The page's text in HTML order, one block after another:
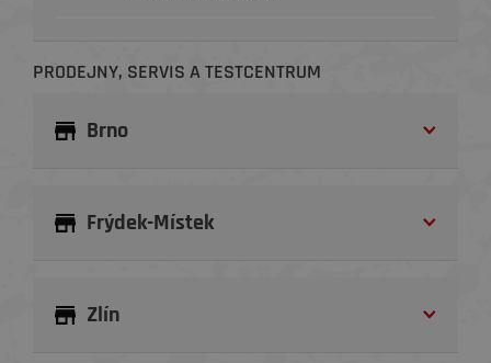
PRODEJNY, SERVIS A TESTCENTRUM
Brno
Frýdek-Místek
Zlín